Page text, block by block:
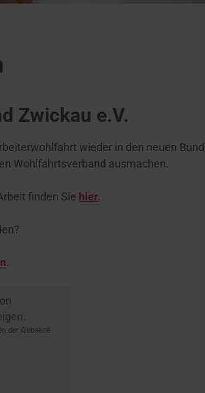
Zwickau e.V.
wieder in den neuen
Wohlfahrtsverband ausmachen.
finden Sie hier.
.
der Webseite